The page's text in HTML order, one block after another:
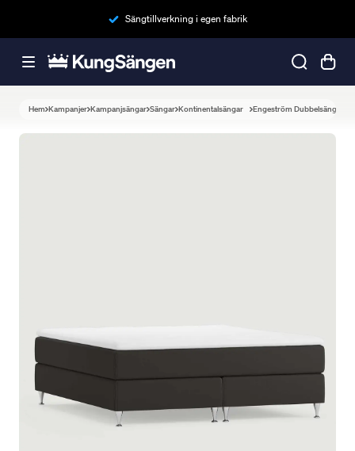
Sängtillverkning i egen fabrik
Hem Kampanjer Kampanjsängar Sängar Kontinentalsängar Engeström Dubbelsäng